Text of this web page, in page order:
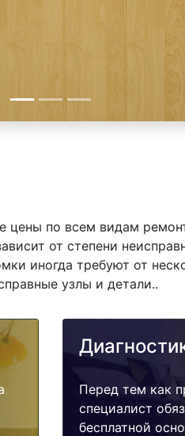
цены по всем видам
от степени
иногда требуют от
узлы и детали..
Перед тем как
специалист
бесплатной